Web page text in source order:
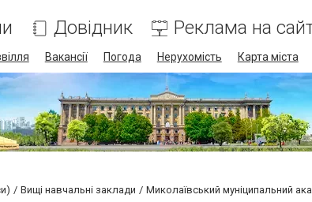
Довідник Реклама на
Вакансії Погода Нерухомість Карта міста
Вищі навчальні заклади Миколаївський муніципальний